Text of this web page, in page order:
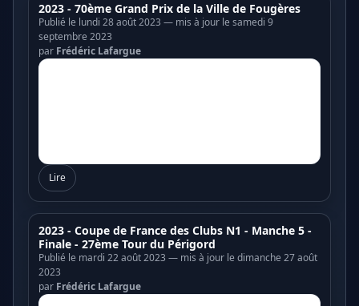
2023 - 70ème Grand Prix de la Ville de Fougères
Publié le lundi 28 août 2023 — mis à jour le samedi 9
septembre 2023
par Frédéric Lafargue
Lire
2023 - Coupe de France des Clubs N1 - Manche 5 -
Finale - 27ème Tour du Périgord
Publié le mardi 22 août 2023 — mis à jour le dimanche 27 août
2023
par Frédéric Lafargue